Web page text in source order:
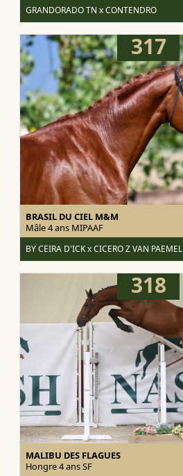
GRANDORADO TN x CONTENDRO
317
BRASIL DU CIEL M&M
Mâle 4 ans MIPAAF
BY CEIRA D'ICK x CICERO Z VAN PAEMEL
318
MALIBU DES FLAGUES
Hongre 4 ansSF